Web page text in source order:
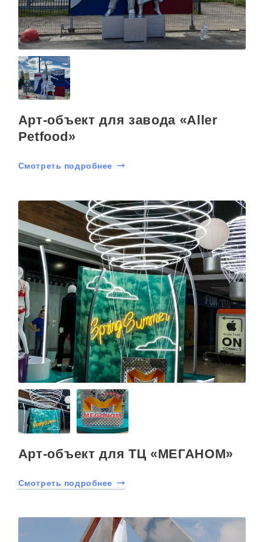
Арт-объект для завода «Aller
Petfood»
Смотреть подробнее
Арт-объект для ТЦ «МЕГАНОМ»
Смотреть подробнее